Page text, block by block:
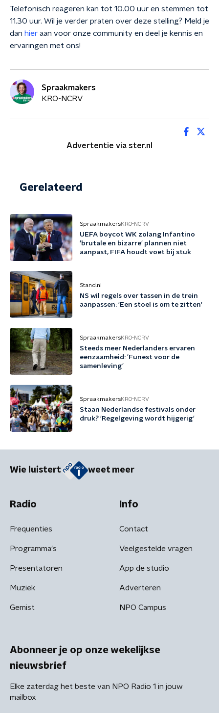
Telefonisch reageren kan tot 10.00 uur en stemmen tot
11.30 uur. Wil je verder praten over deze stelling? Meld je
dan hier aan voor onze community en deel je kennis en
ervaringen met ons!
Spraakmakers
KRO-NCRV
Advertentie via ster.nl
Gerelateerd
SpraakmakersKRO-NCRV
UEFA boycot WK zolang Infantino
'brutale en bizarre' plannen niet
aanpast, FIFA houdt voet bij stuk
Stand.nl
NS wil regels over tassen in de trein
aanpassen: 'Een stoel is om te zitten'
SpraakmakersKRO-NCRV
Steeds meer Nederlanders ervaren
eenzaamheid: 'Funest voor de
samenleving'
SpraakmakersKRO-NCRV
Staan Nederlandse festivals onder
druk? 'Regelgeving wordt hijgerig'
Wie luistert weet meer
Radio
Frequenties
Programma's
Presentatoren
Muziek
Gemist
Info
Contact
Veelgestelde vragen
App de studio
Adverteren
NPO Campus
Abonneer je op onze wekelijkse
nieuwsbrief
Elke zaterdag het beste van NPO Radio 1 in jouw
mailbox